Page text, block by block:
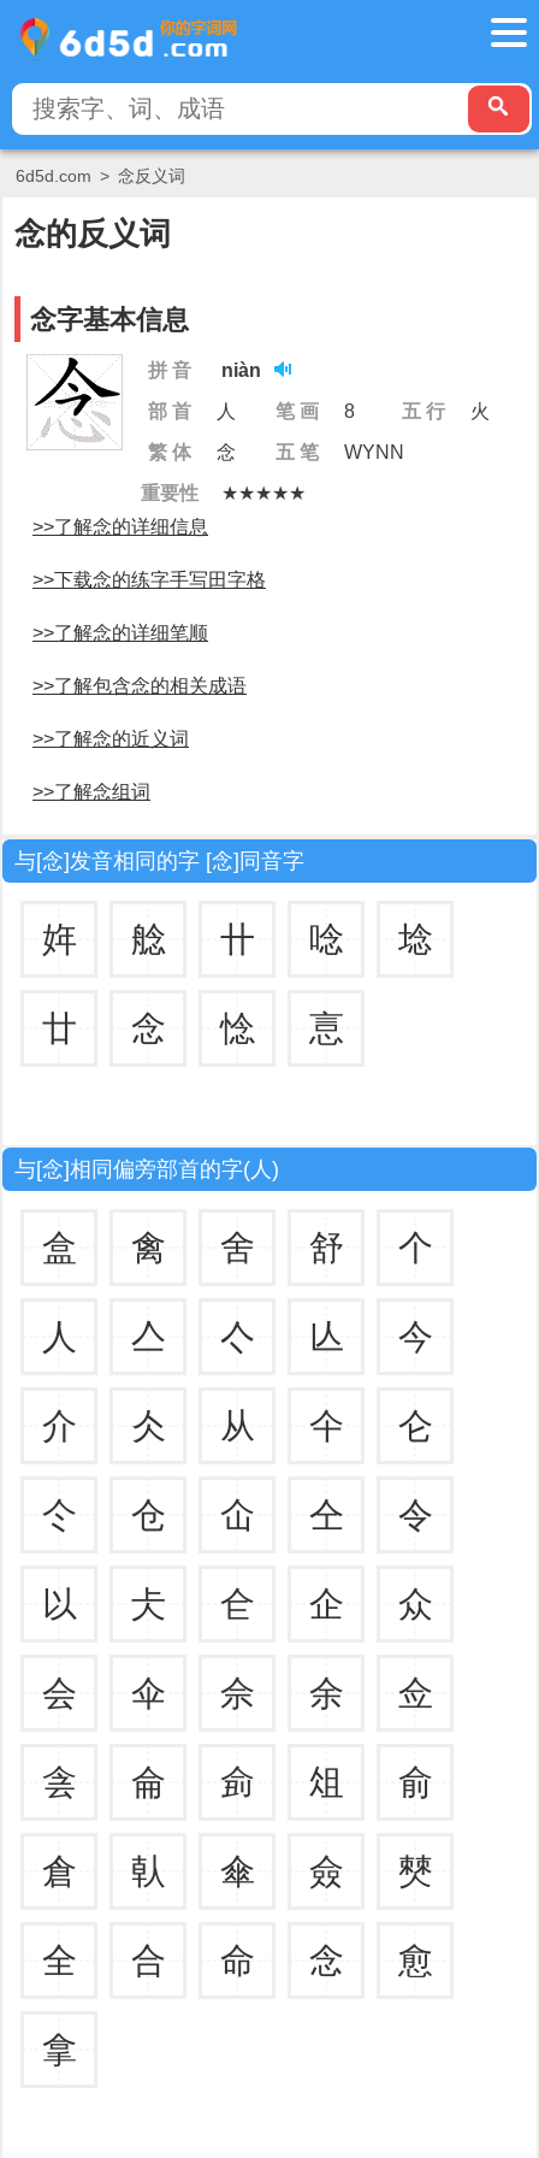
6d5d.com > 念反义词
念的反义词
念字基本信息
拼 音
niàn
部 首
人 笔 画 8 五 行
火
繁 体
念 五 笔
WYNN
重要性
★★★★★
>>了解念的详细信息
>>下载念的练字手写田字格
>>了解念的详细笔顺
>>了解包含念的相关成语
>>了解念的近义词
>>了解念组词
与[念]发音相同的字 [念]同音字
姩 艌 卄 唸 埝
廿 念 惗 悥
与[念]相同偏旁部首的字(人)
盒 禽 舍 舒 个
人 亼 亽 亾 今
介 仌 从 仐 仑
仒 仓 仚 仝 令
以 仧 仺 企 众
会 伞 佘 余 佥
侌 侖 侴 俎 俞
倉 倝 傘 僉 僰
全 合 命 念 愈
拿